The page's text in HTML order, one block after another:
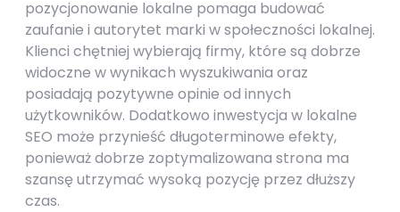
pozycjonowanie lokalne pomaga budować
zaufanie i autorytet marki w społeczności lokalnej.
Klienci chętniej wybierają firmy, które są dobrze
widoczne w wynikach wyszukiwania oraz
posiadają pozytywne opinie od innych
użytkowników. Dodatkowo inwestycja w lokalne
SEO może przynieść długoterminowe efekty,
ponieważ dobrze zoptymalizowana strona ma
szansę utrzymać wysoką pozycję przez dłuższy
czas.